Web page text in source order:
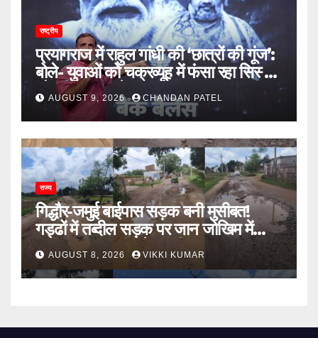
राष्ट्रीय
प्रयागराज में राहुल गांधी की ‘छात्रों की गूंज’:
बोले- युवाओं को चक्रव्यूह में फंसा रहा सिस्टम,
नौकरी के दरवाजे बंद
AUGUST 9, 2026 CHANDAN PATEL
राज्य
गिद्धौर-जमुई बाईपास सड़क बनी मुसीबत!
गड्ढों में तब्दील सड़क पर जान जोखिम में
डालकर सफर कर रहे ग्रामीण
AUGUST 8, 2026 VIKKI KUMAR